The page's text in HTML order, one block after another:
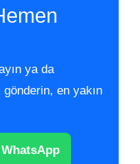
ya da
gönderin, en yakın
WhatsApp